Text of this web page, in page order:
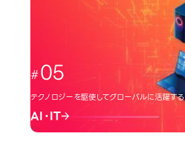
イラスト・アニメ
05
テクノロジーを駆使してグローバルに活躍する
AI・IT